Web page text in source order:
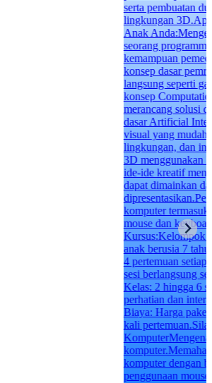
serta pembuatan
lingkungan
Anak
seorang
kemampuan
konsep dasar
langsung seperti
konsep
merancang solusi
dasar Artificial
visual yang mudah
lingkungan, dan
3D menggunakan
ide-ide kreatif
dapat dimainkan
komputer termasuk
mouse dan
Kursus:Kelompok
anak berusia 7
4 pertemuan
sesi berlangsung
Kelas: 2 hingga 6
perhatian dan
Biaya: Harga
kali
komputer dengan
penggunaan